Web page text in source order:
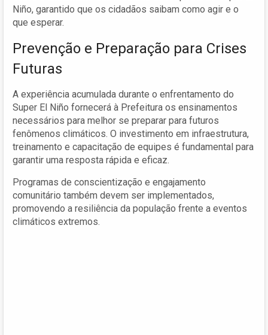
Niño, garantido que os cidadãos saibam como agir e o
que esperar.
Prevenção e Preparação para Crises
Futuras
A experiência acumulada durante o enfrentamento do
Super El Niño fornecerá à Prefeitura os ensinamentos
necessários para melhor se preparar para futuros
fenômenos climáticos. O investimento em infraestrutura,
treinamento e capacitação de equipes é fundamental para
garantir uma resposta rápida e eficaz.
Programas de conscientização e engajamento
comunitário também devem ser implementados,
promovendo a resiliência da população frente a eventos
climáticos extremos.